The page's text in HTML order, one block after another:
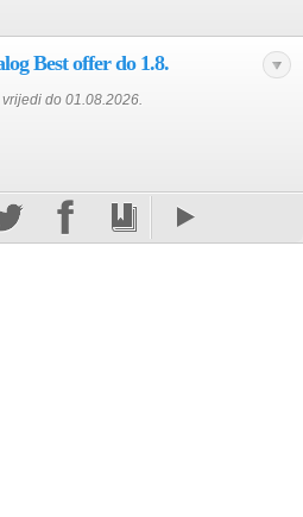
Best offer do 1.8.
do 01.08.2026.